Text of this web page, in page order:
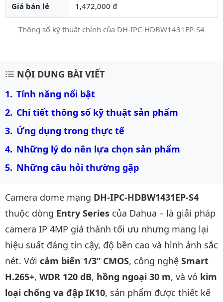
Thông số kỹ thuật chính của DH-IPC-HDBW1431EP-S4
Giá bán lẻ 1,472,000 đ
Mô tả chi tiết sản phẩm
NỘI DUNG BÀI VIẾT
Tính năng nổi bật
Chi tiết thông số kỹ thuật sản phẩm
Ứng dụng trong thực tế
Những lý do nên lựa chọn sản phẩm
Những câu hỏi thường gặp
Camera dome mạng DH-IPC-HDBW1431EP-S4
thuộc dòng Entry Series của Dahua – là giải pháp
camera IP 4MP giá thành tối ưu nhưng mang lại
hiệu suất đáng tin cậy, độ bền cao và hình ảnh sắc
nét. Với cảm biến 1/3” CMOS, công nghệ Smart
H.265+, WDR 120 dB, hồng ngoại 30 m, và vỏ kim
loại chống va đập IK10, sản phẩm được thiết kế